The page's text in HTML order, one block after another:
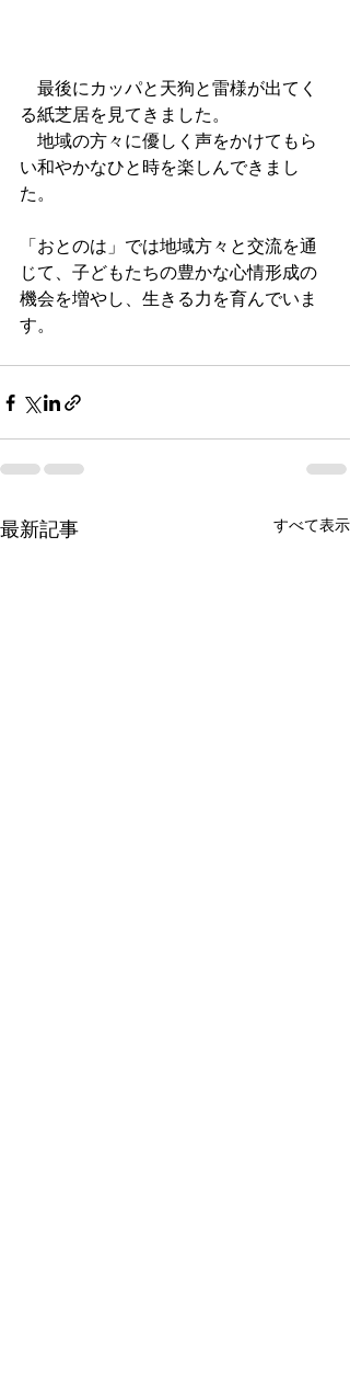
最後にカッパと天狗と雷様が出てく
る紙芝居を見てきました。
地域の方々に優しく声をかけてもら
い和やかなひと時を楽しんできまし
た。
「おとのは」では地域方々と交流を通
じて、子どもたちの豊かな心情形成の
機会を増やし、生きる力を育んでいま
す。
最新記事 すべて表示